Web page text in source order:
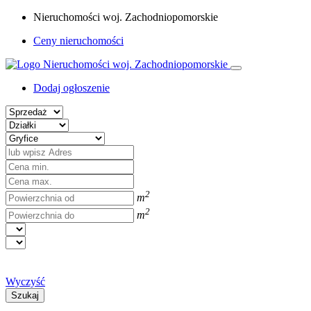
Nieruchomości woj. Zachodniopomorskie
Ceny nieruchomości
Dodaj ogłoszenie
m2
m2
Wyczyść
Szukaj